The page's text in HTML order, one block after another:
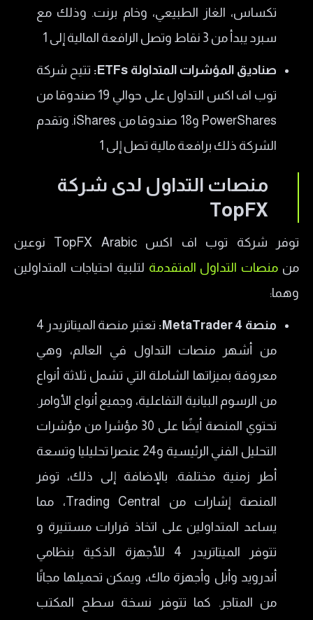
تكساس، الغاز الطبيعي، وخام برنت. وذلك مع
سبرد يبدأ من 3 نقاط وتصل الرافعة المالية إلى 1
صناديق المؤشرات المتداولة ETFs:
تتيح شركة
توب اف اكس التداول على حوالي 19 صندوقا من
PowerShares و18 صندوقا من iShares. وتقدم
الشركة ذلك برافعة مالية تصل إلى 1
منصات التداول لدى شركة
TopFX
توفر شركة توب اف اكس TopFX Arabic نوعين
من منصات التداول المتقدمة لتلبية احتياجات المتداولين
وهما:
منصة MetaTrader 4:
تعتبر منصة الميتاتريدر 4
من أشهر منصات التداول في العالم، وهي
معروفة بميزاتها الشاملة التي تشمل ثلاثة أنواع
من الرسوم البيانية التفاعلية، وجميع أنواع الأوامر.
تحتوي المنصة أيضًا على 30 مؤشرا من مؤشرات
التحليل الفني الرئيسية و24 عنصرا تحليليا وتسعة
أطر زمنية مختلفة. بالإضافة إلى ذلك، توفر
المنصة إشارات من Trading Central، مما
يساعد المتداولين على اتخاذ قرارات مستنيرة و
تتوفر الميتاتريدر 4 للأجهزة الذكية بنظامي
أندرويد وأبل وأجهزة ماك، ويمكن تحميلها مجانًا
من المتاجر. كما تتوفر نسخة سطح المكتب